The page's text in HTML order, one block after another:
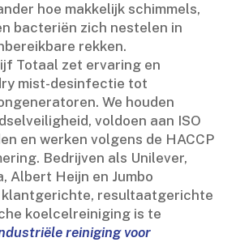
hoe makkelijk schimmels,
bacteriën zich nestelen in
rekken.​
Totaal zet ervaring en
mist-desinfectie tot
We houden
voldoen aan ISO
en werken volgens de HACCP
Bedrijven als Unilever,
Albert Heijn en Jumbo
resultaatgerichte
koelcelreiniging is te
reiniging voor